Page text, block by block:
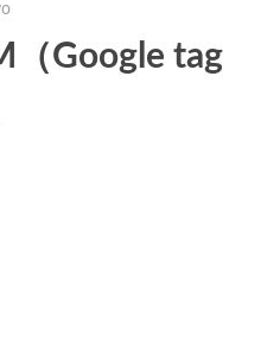
（Google tag